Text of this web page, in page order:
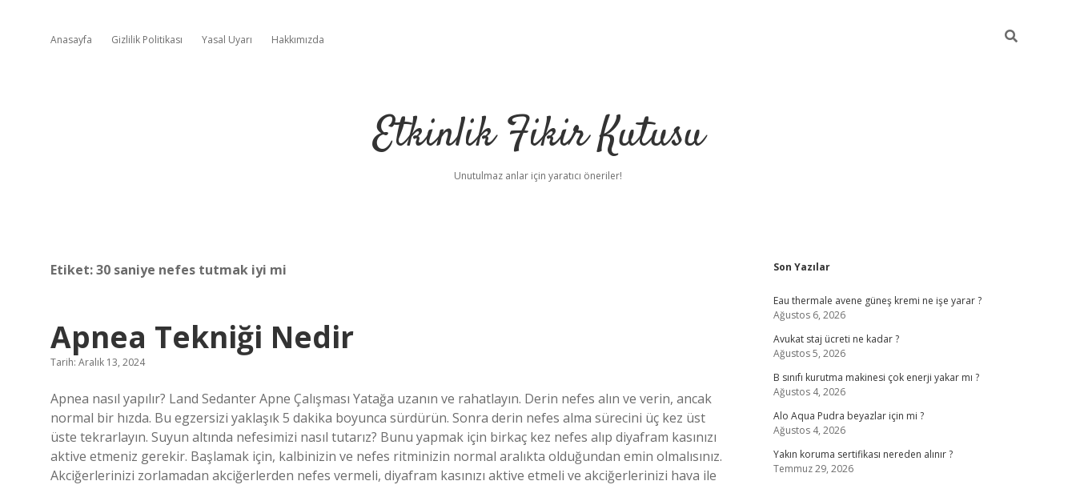
Anasayfa Gizlilik Politikası Yasal Uyarı Hakkımızda
Etkinlik Fikir Kutusu
Unutulmaz anlar için yaratıcı öneriler!
Etiket:30 saniye nefes tutmak iyi mi
Apnea Tekniği Nedir
Tarih: Aralık 13, 2024
Apnea nasıl yapılır? Land Sedanter Apne Çalışması Yatağa uzanın ve rahatlayın. Derin nefes alın ve verin, ancak
normal bir hızda. Bu egzersizi yaklaşık 5 dakika boyunca sürdürün. Sonra derin nefes alma sürecini üç kez üst
üste tekrarlayın. Suyun altında nefesimizi nasıl tutarız? Bunu yapmak için birkaç kez nefes alıp diyafram kasınızı
aktive etmeniz gerekir. Başlamak için, kalbinizin ve nefes ritminizin normal aralıkta olduğundan emin olmalısınız.
Akciğerlerinizi zorlamadan akciğerlerden nefes vermeli, diyafram kasınızı aktive etmeli ve akciğerlerinizi hava ile
Sidebar
Son Yazılar
Eau thermale avene güneş kremi ne işe yarar ?
Ağustos 6, 2026
Avukat staj ücreti ne kadar ?
Ağustos 5, 2026
B sınıfı kurutma makinesi çok enerji yakar mı ?
Ağustos 4, 2026
Alo Aqua Pudra beyazlar için mi ?
Ağustos 4, 2026
Yakın koruma sertifikası nereden alınır ?
Temmuz 29, 2026